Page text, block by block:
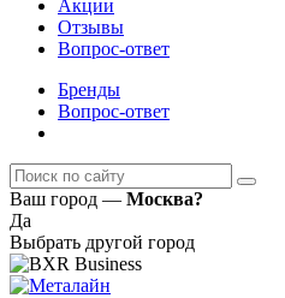
Акции
Отзывы
Вопрос-ответ
Бренды
Вопрос-ответ
Ваш город — Москва?
Да
Выбрать другой город